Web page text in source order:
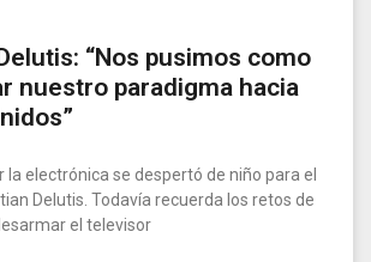
“Nos pusimos como
nuestro paradigma hacia
la electrónica se despertó de niño para el
Delutis. Todavía recuerda los retos de
el televisor